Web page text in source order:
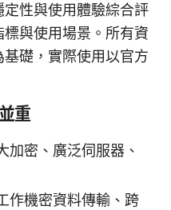
性與使用體驗綜合評
與使用場景。所有資
礎，實際使用以官方
重
加密、廣泛伺服器、
作機密資料傳輸、跨